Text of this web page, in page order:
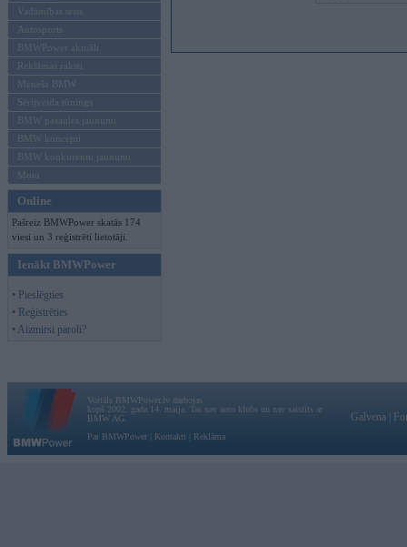
Vadāmības tests
Autosports
BMWPower aktuāli
Reklāmas raksti
Mēneša BMW
Sērijveida tūnings
BMW pasaules jaunumi
BMW koncepti
BMW konkurentu jaunumi
Moto
Online
Pašreiz BMWPower skatās 174
viesi un 3 reģistrēti lietotāji.
Ienākt BMWPower
• Pieslēgties
• Reģistrēties
• Aizmirsi paroli?
Vortāls BMWPower.lv darbojas
kopš 2002. gada 14. maija. Tas nav auto klubs un nav saistīts ar
BMW AG.
Par BMWPower
Kontakti Reklāma
Galvena